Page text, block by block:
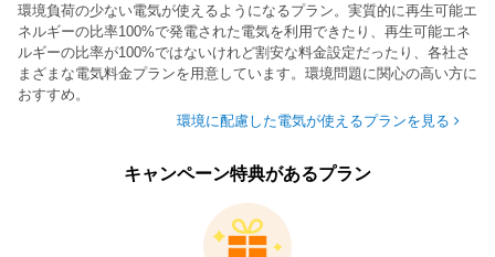
環境負荷の少ない電気が使えるようになるプラン。実質的に再生可能エ
ネルギーの比率100%で発電された電気を利用できたり、再生可能エネ
ルギーの比率が100%ではないけれど割安な料金設定だったり、各社さ
まざまな電気料金プランを用意しています。環境問題に関心の高い方に
おすすめ。
環境に配慮した電気が使えるプランを見る
キャンペーン特典があるプラン